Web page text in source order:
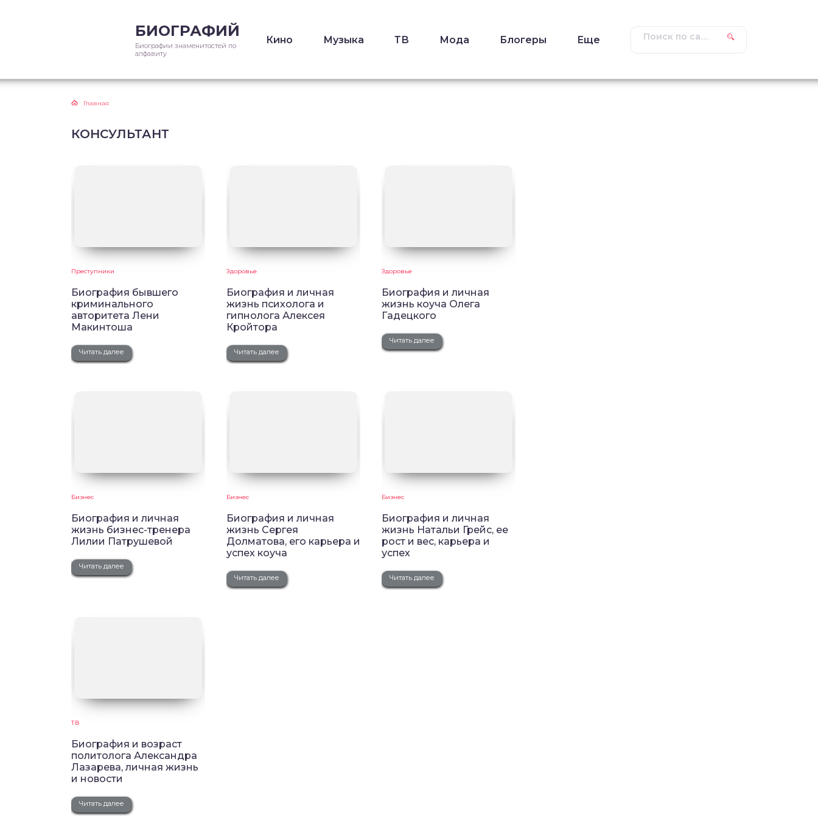
БИОГРАФИЙ
Биографии знаменитостей по
алфавиту
Кино Музыка ТВ Мода Блогеры Еще
Главная
КОНСУЛЬТАНТ
Преступники
Биография бывшего
криминального
авторитета Лени
Макинтоша
Читать далее
Здоровье
Биография и личная
жизнь психолога и
гипнолога Алексея
Кройтора
Читать далее
Здоровье
Биография и личная
жизнь коуча Олега
Гадецкого
Читать далее
Бизнес
Биография и личная
жизнь бизнес-тренера
Лилии Патрушевой
Читать далее
Бизнес
Биография и личная
жизнь Сергея
Долматова, его карьера и
успех коуча
Читать далее
Бизнес
Биография и личная
жизнь Натальи Грейс, ее
рост и вес, карьера и
успех
Читать далее
ТВ
Биография и возраст
политолога Александра
Лазарева, личная жизнь
и новости
Читать далее